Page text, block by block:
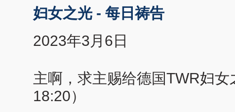
妇女之光 - 每日祷告
2023年3月6日
主啊，求主赐给德国TWR妇
18:20）